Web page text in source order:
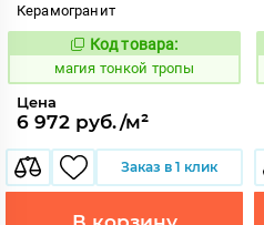
Керамогранит
919108
Код товара:
магия тонкой тропы
Цена
6 972 руб./м²
Заказ в 1 клик